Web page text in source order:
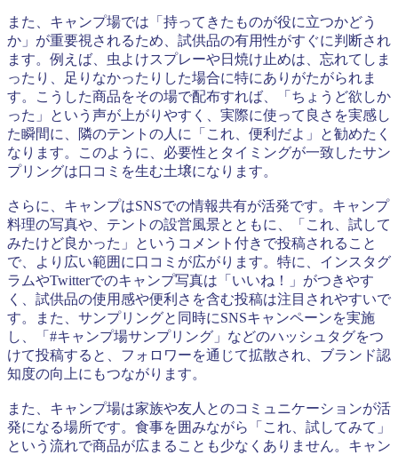
また、キャンプ場では「持ってきたものが役に立つかどう
か」が重要視されるため、試供品の有用性がすぐに判断され
ます。例えば、虫よけスプレーや日焼け止めは、忘れてしま
ったり、足りなかったりした場合に特にありがたがられま
す。こうした商品をその場で配布すれば、「ちょうど欲しか
った」という声が上がりやすく、実際に使って良さを実感し
た瞬間に、隣のテントの人に「これ、便利だよ」と勧めたく
なります。このように、必要性とタイミングが一致したサン
プリングは口コミを生む土壌になります。
さらに、キャンプはSNSでの情報共有が活発です。キャンプ
料理の写真や、テントの設営風景とともに、「これ、試して
みたけど良かった」というコメント付きで投稿されること
で、より広い範囲に口コミが広がります。特に、インスタグ
ラムやTwitterでのキャンプ写真は「いいね！」がつきやす
く、試供品の使用感や便利さを含む投稿は注目されやすいで
す。また、サンプリングと同時にSNSキャンペーンを実施
し、「#キャンプ場サンプリング」などのハッシュタグをつ
けて投稿すると、フォロワーを通じて拡散され、ブランド認
知度の向上にもつながります。
また、キャンプ場は家族や友人とのコミュニケーションが活
発になる場所です。食事を囲みながら「これ、試してみて」
という流れで商品が広まることも少なくありません。キャン